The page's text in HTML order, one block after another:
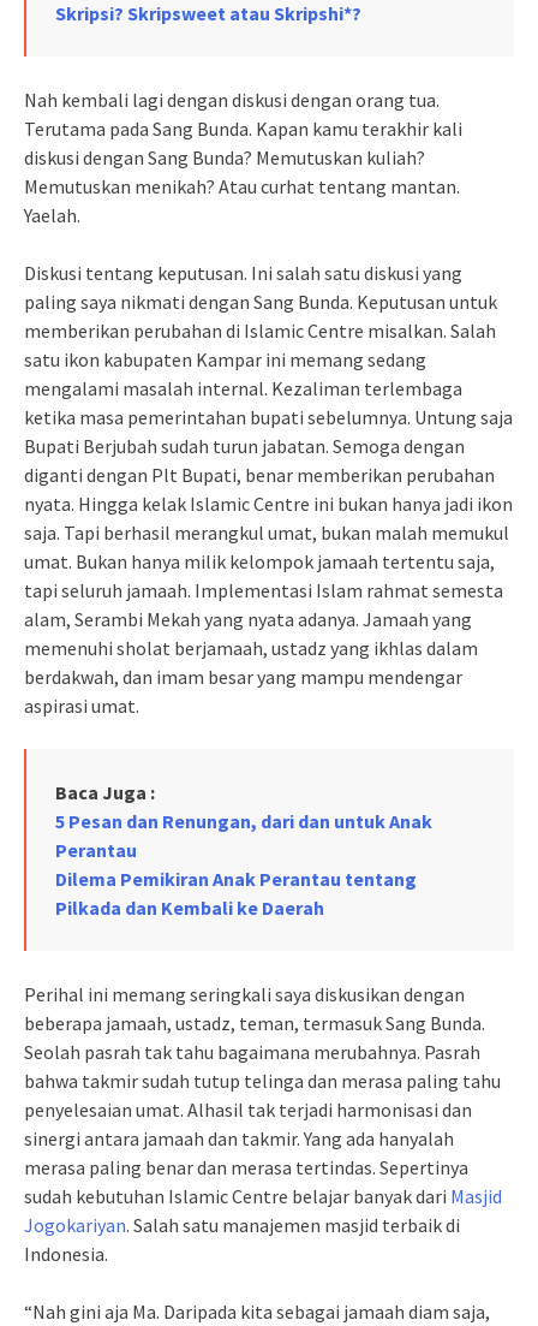
Skripsi? Skripsweet atau Skripshi*?
Nah kembali lagi dengan diskusi dengan orang tua.
Terutama pada Sang Bunda. Kapan kamu terakhir kali
diskusi dengan Sang Bunda? Memutuskan kuliah?
Memutuskan menikah? Atau curhat tentang mantan.
Yaelah.
Diskusi tentang keputusan. Ini salah satu diskusi yang
paling saya nikmati dengan Sang Bunda. Keputusan untuk
memberikan perubahan di Islamic Centre misalkan. Salah
satu ikon kabupaten Kampar ini memang sedang
mengalami masalah internal. Kezaliman terlembaga
ketika masa pemerintahan bupati sebelumnya. Untung saja
Bupati Berjubah sudah turun jabatan. Semoga dengan
diganti dengan Plt Bupati, benar memberikan perubahan
nyata. Hingga kelak Islamic Centre ini bukan hanya jadi ikon
saja. Tapi berhasil merangkul umat, bukan malah memukul
umat. Bukan hanya milik kelompok jamaah tertentu saja,
tapi seluruh jamaah. Implementasi Islam rahmat semesta
alam, Serambi Mekah yang nyata adanya. Jamaah yang
memenuhi sholat berjamaah, ustadz yang ikhlas dalam
berdakwah, dan imam besar yang mampu mendengar
aspirasi umat.
Baca Juga :
5 Pesan dan Renungan, dari dan untuk Anak
Perantau
Dilema Pemikiran Anak Perantau tentang
Pilkada dan Kembali ke Daerah
Perihal ini memang seringkali saya diskusikan dengan
beberapa jamaah, ustadz, teman, termasuk Sang Bunda.
Seolah pasrah tak tahu bagaimana merubahnya. Pasrah
bahwa takmir sudah tutup telinga dan merasa paling tahu
penyelesaian umat. Alhasil tak terjadi harmonisasi dan
sinergi antara jamaah dan takmir. Yang ada hanyalah
merasa paling benar dan merasa tertindas. Sepertinya
sudah kebutuhan Islamic Centre belajar banyak dari Masjid
Jogokariyan. Salah satu manajemen masjid terbaik di
Indonesia.
“Nah gini aja Ma. Daripada kita sebagai jamaah diam saja,